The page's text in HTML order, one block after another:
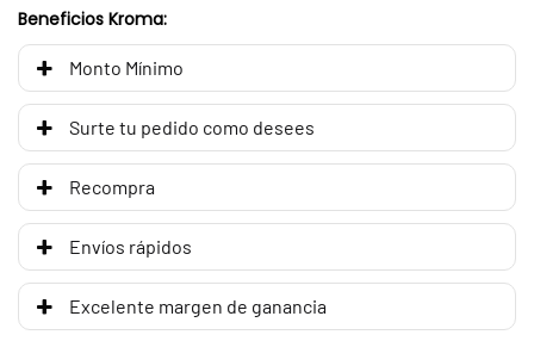
Beneficios Kroma:
Monto Mínimo
Surte tu pedido como desees
Recompra
Envíos rápidos
Excelente margen de ganancia